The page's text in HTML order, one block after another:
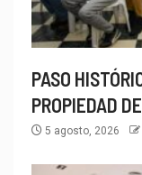
PASO
PROPIEDAD
5 agosto, 2026